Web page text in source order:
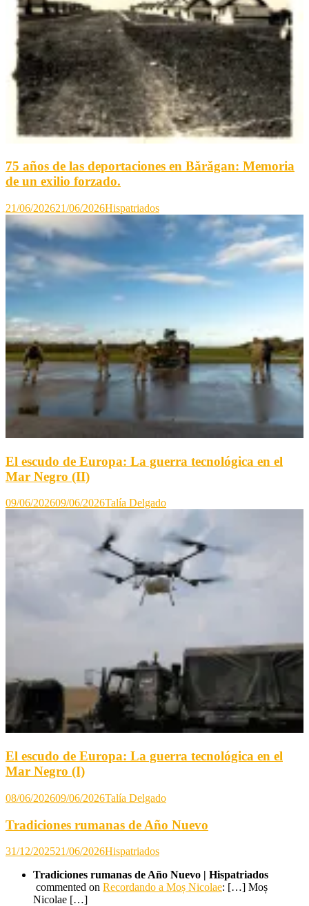
75 años de las deportaciones en Bărăgan: Memoria
de un exilio forzado.
21/06/202621/06/2026Hispatriados
El escudo de Europa: La guerra tecnológica en el
Mar Negro (II)
09/06/202609/06/2026Talía Delgado
El escudo de Europa: La guerra tecnológica en el
Mar Negro (I)
08/06/202609/06/2026Talía Delgado
Tradiciones rumanas de Año Nuevo
31/12/202521/06/2026Hispatriados
Tradiciones rumanas de Año Nuevo | Hispatriados
commented on Recordando a Moș Nicolae: […] Moș
Nicolae […]